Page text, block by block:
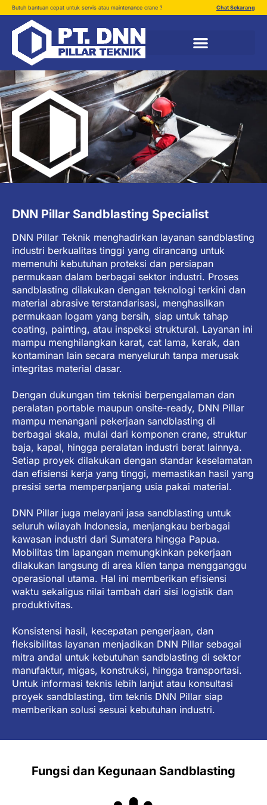
Butuh bantuan cepat untuk servis atau maintenance crane ? Chat Sekarang
DNN Pillar Sandblasting Specialist
DNN Pillar Teknik menghadirkan layanan sandblasting
industri berkualitas tinggi yang dirancang untuk
memenuhi kebutuhan proteksi dan persiapan
permukaan dalam berbagai sektor industri. Proses
sandblasting dilakukan dengan teknologi terkini dan
material abrasive terstandarisasi, menghasilkan
permukaan logam yang bersih, siap untuk tahap
coating, painting, atau inspeksi struktural. Layanan ini
mampu menghilangkan karat, cat lama, kerak, dan
kontaminan lain secara menyeluruh tanpa merusak
integritas material dasar.
Dengan dukungan tim teknisi berpengalaman dan
peralatan portable maupun onsite-ready, DNN Pillar
mampu menangani pekerjaan sandblasting di
berbagai skala, mulai dari komponen crane, struktur
baja, kapal, hingga peralatan industri berat lainnya.
Setiap proyek dilakukan dengan standar keselamatan
dan efisiensi kerja yang tinggi, memastikan hasil yang
presisi serta memperpanjang usia pakai material.
DNN Pillar juga melayani jasa sandblasting untuk
seluruh wilayah Indonesia, menjangkau berbagai
kawasan industri dari Sumatera hingga Papua.
Mobilitas tim lapangan memungkinkan pekerjaan
dilakukan langsung di area klien tanpa mengganggu
operasional utama. Hal ini memberikan efisiensi
waktu sekaligus nilai tambah dari sisi logistik dan
produktivitas.
Konsistensi hasil, kecepatan pengerjaan, dan
fleksibilitas layanan menjadikan DNN Pillar sebagai
mitra andal untuk kebutuhan sandblasting di sektor
manufaktur, migas, konstruksi, hingga transportasi.
Untuk informasi teknis lebih lanjut atau konsultasi
proyek sandblasting, tim teknis DNN Pillar siap
memberikan solusi sesuai kebutuhan industri.
Fungsi dan Kegunaan Sandblasting